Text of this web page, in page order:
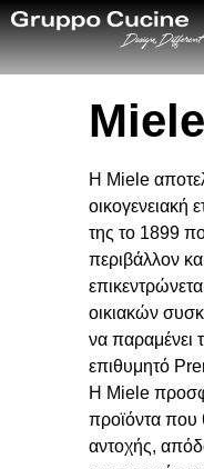
Miele
Η Miele
οικογενειακή
της το 1899
περιβάλλον
οικιακών
να παραμένει
επιθυμητό
Η Miele
προϊόντα που
αντοχής,